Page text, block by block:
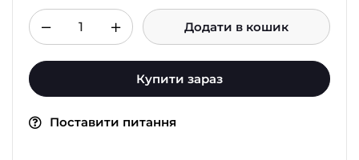
Додати в кошик
Купити зараз
Поставити питання